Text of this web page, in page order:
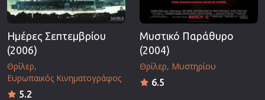
Ημέρες Σεπτεμβρίου
(2006)
Θρίλερ
Ευρωπαικός Κινηματογράφος
5.2
Μυστικό Παράθυρο
(2004)
Θρίλερ Μυστηρίου
6.5